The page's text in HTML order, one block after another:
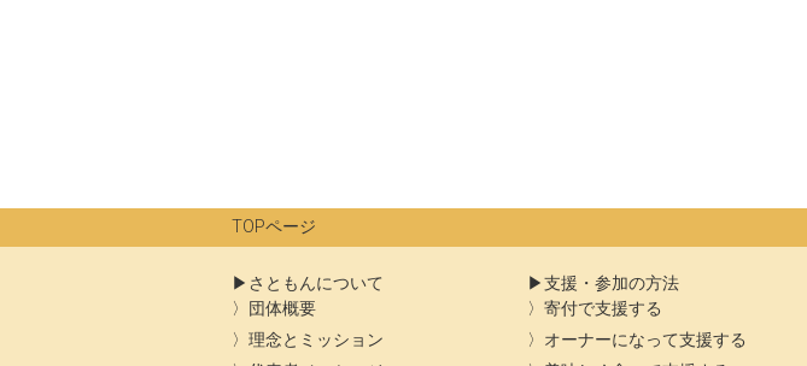
ン
TOPページ
さともんについて
団体概要
理念とミッション
支援・参加の方法
寄付で支援する
オーナーになって支援する